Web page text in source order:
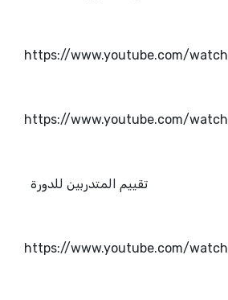
https://www.youtube.com/
https://www.youtube.com/
تقييم المتدربين للدورة
https://www.youtube.com/